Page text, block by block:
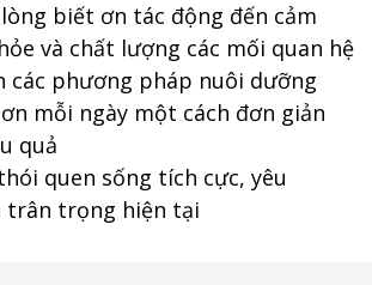
biết ơn tác động đến cảm
và chất lượng các mối quan hệ
các phương pháp nuôi dưỡng
mỗi ngày một cách đơn giản
quả
quen sống tích cực, yêu
trân trọng hiện tại